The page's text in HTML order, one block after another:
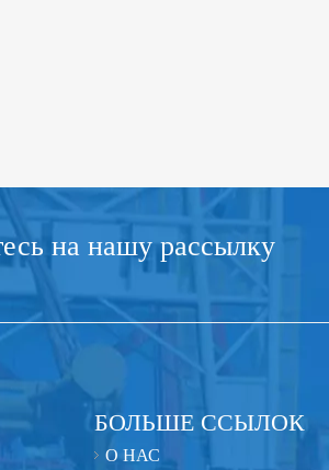
на нашу рассылку
БОЛЬШЕ ССЫЛОК
О НАС